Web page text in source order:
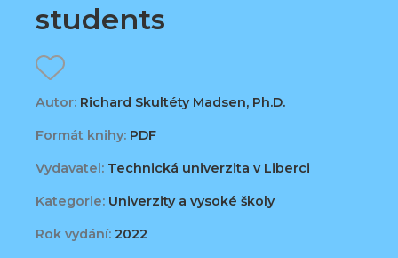
students
Autor: Richard Skultéty Madsen, Ph.D.
Formát knihy: PDF
Vydavatel: Technická univerzita v Liberci
Kategorie: Univerzity a vysoké školy
Rok vydání: 2022